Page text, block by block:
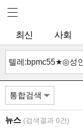
최신 사회